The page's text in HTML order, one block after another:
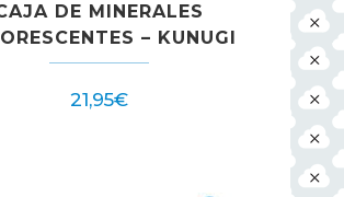
DE MINERALES
– KUNUGI
21,95€